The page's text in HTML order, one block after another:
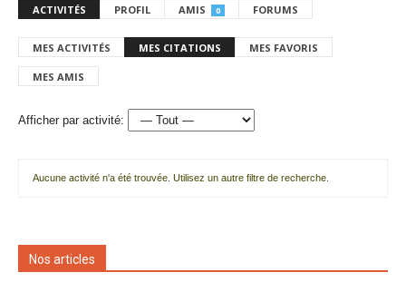
ACTIVITÉS PROFIL AMIS 0 FORUMS
MES ACTIVITÉS MES CITATIONS MES FAVORIS
MES AMIS
Afficher par activité:
Aucune activité n'a été trouvée. Utilisez un autre filtre de recherche.
Nos articles